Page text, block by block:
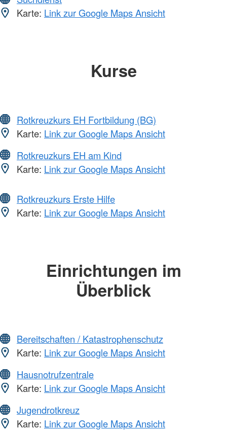
Karte: Link zur Google Maps Ansicht
Kurse
Rotkreuzkurs EH Fortbildung (BG)
Karte: Link zur Google Maps Ansicht
Rotkreuzkurs EH am Kind
Karte: Link zur Google Maps Ansicht
Rotkreuzkurs Erste Hilfe
Karte: Link zur Google Maps Ansicht
Einrichtungen im
Überblick
Bereitschaften / Katastrophenschutz
Karte: Link zur Google Maps Ansicht
Hausnotrufzentrale
Karte: Link zur Google Maps Ansicht
Jugendrotkreuz
Karte: Link zur Google Maps Ansicht